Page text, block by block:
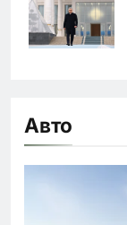
Авто